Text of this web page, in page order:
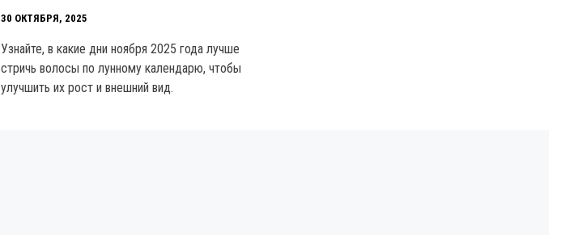
30 ОКТЯБРЯ, 2025
Узнайте, в какие дни ноября 2025 года лучше
стричь волосы по лунному календарю, чтобы
улучшить их рост и внешний вид.